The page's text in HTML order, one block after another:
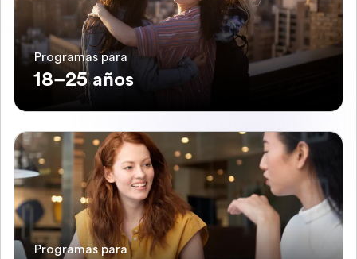
Programas para
18–25 años
Programas para